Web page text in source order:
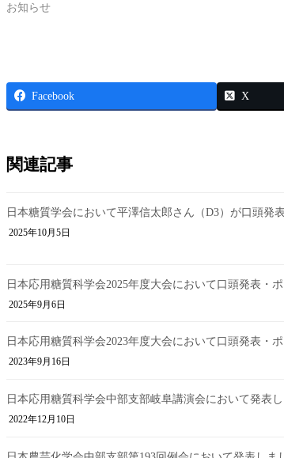
お知らせ
Facebook X
関連記事
日本糖質学会において平澤信太郎さん（D3）が口頭発
2025年10月5日
日本応用糖質科学会2025年度大会において口頭発表・
2025年9月6日
日本応用糖質科学会2023年度大会において口頭発表・
2023年9月16日
日本応用糖質科学会中部支部岐阜講演会において発表
2022年12月10日